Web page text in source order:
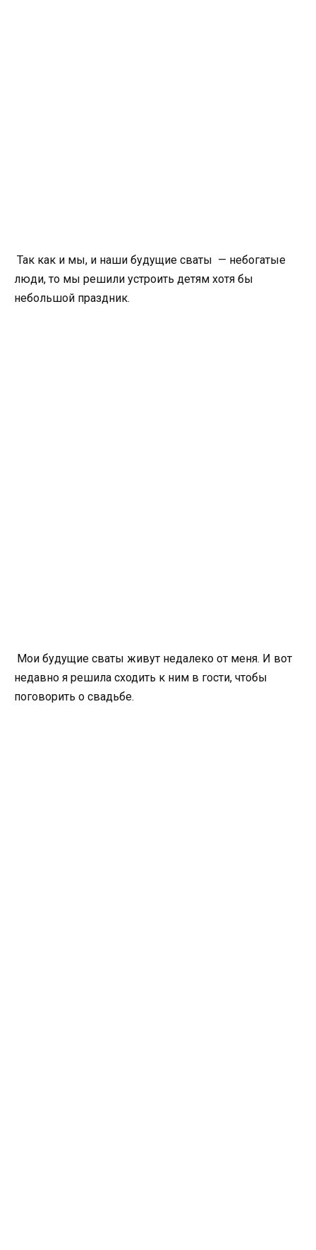
Так как и мы, и наши будущие сваты — небогатые
люди, то мы решили устроить детям хотя бы
небольшой праздник.
Мои будущие сваты живут недалеко от меня. И вот
недавно я решила сходить к ним в гости, чтобы
поговорить о свадьбе.